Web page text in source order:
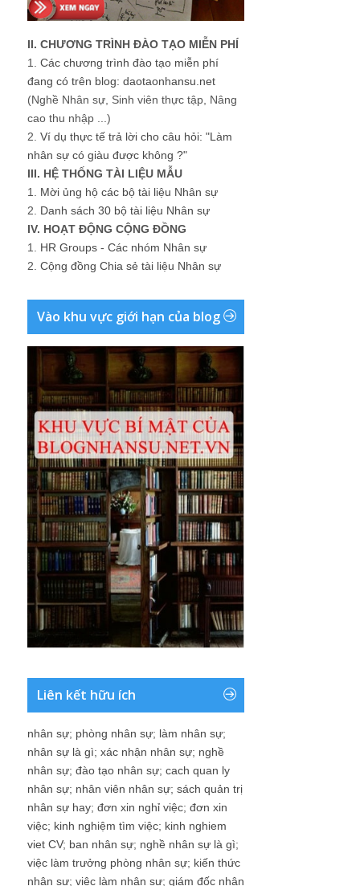
II. CHƯƠNG TRÌNH ĐÀO TẠO MIỄN PHÍ
1. Các chương trình đào tạo miễn phí
đang có trên blog: daotaonhansu.net
(Nghề Nhân sự, Sinh viên thực tập, Nâng
cao thu nhập ...)
2. Ví dụ thực tế trả lời cho câu hỏi: "Làm
nhân sự có giàu được không ?"
III. HỆ THỐNG TÀI LIỆU MẪU
1. Mời ủng hộ các bộ tài liệu Nhân sự
2. Danh sách 30 bộ tài liệu Nhân sự
IV. HOẠT ĐỘNG CỘNG ĐỒNG
1. HR Groups - Các nhóm Nhân sự
2. Cộng đồng Chia sẻ tài liệu Nhân sự
Vào khu vực giới hạn của blog
Liên kết hữu ích
nhân sự; phòng nhân sự; làm nhân sự;
nhân sự là gì; xác nhận nhân sự; nghề
nhân sự; đào tạo nhân sự; cach quan ly
nhân sự; nhân viên nhân sự; sách quản trị
nhân sự hay; đơn xin nghỉ việc; đơn xin
việc; kinh nghiệm tìm việc; kinh nghiem
viet CV; ban nhân sự; nghề nhân sự là gì;
việc làm trưởng phòng nhân sự; kiến thức
nhân sự; việc làm nhân sự; giám đốc nhân